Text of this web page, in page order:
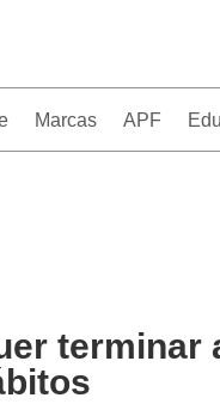
Marcas APF
terminar